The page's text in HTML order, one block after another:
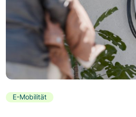
E-Mobilität